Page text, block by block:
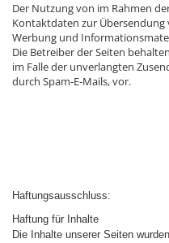
Der Nutzung von im Rahmen
Kontaktdaten zur
Werbung und
Die Betreiber der Seiten
im Falle der unverlangten
durch Spam-E-Mails, vor.
Haftungsausschluss:
Haftung für Inhalte
Die Inhalte unserer Seiten